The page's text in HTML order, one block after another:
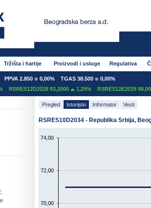
Tržišta i hartije Proizvodi i usluge Regulativa
2.850 0,00% TGAS 38.500
0,00%
RSRES12D2028 93,2000 1,25% RSRES12E2029 88,0000
Pregled Istorijski Informator Vesti
RSRES10D2034 - Republika Srbija,
70,00
72,00
74,00